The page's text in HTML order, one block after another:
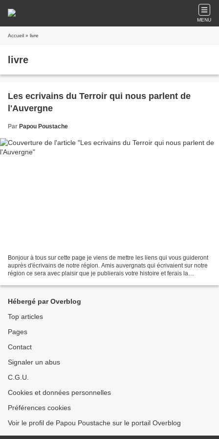
MENU
Accueil » livre
livre
Les ecrivains du Terroir qui nous parlent de
l'Auvergne
Par Papou Poustache
Bonjour à tous sur cette page je viens de mettre les liens qui vous guideront
auprès d'écrivains de notre région. Amis auvergnats qui écrivaient sur notre
région ce sera avec plaisir que je publierais votre histoire et ferais la
Hébergé par Overblog
Top articles
Pages
Contact
Signaler un abus
C.G.U.
Cookies et données personnelles
Préférences cookies
Voir le profil de Papou Poustache sur le portail Overblog